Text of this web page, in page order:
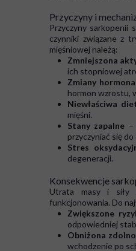
Przyczyny i
Przyczyny sarkopenii
czynniki związane z
mięśniowej należą:
Zmniejszona
ich stopniowej
Zmiany
hormon wzrostu,
Niewłaściwa
mięśni.
Stany zapalne –
przyczyniać się
Stres
degeneracji.
Konsekwencje
Utrata masy i siły
funkcjonowania. Do
Zwiększone
odpowiedniej
Obniżona
wchodzenie po